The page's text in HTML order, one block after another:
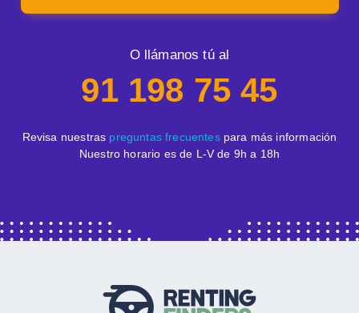
O llámanos tú al
91 198 75 45
Revisa nuestras preguntas frecuentespara más información
Nuestro horario es de L-V de 9h a 18h